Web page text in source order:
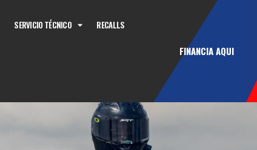
SERVICIO TÉCNICO RECALLS
FINANCIA AQUI